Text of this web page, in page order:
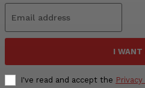
I WANT
I've read and accept the